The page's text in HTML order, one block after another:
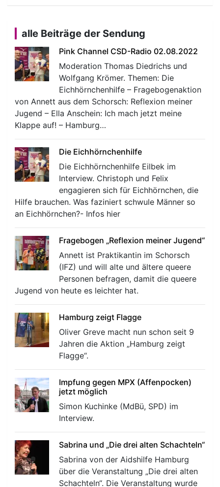
alle Beiträge der Sendung
Pink Channel CSD-Radio 02.08.2022
Moderation Thomas Diedrichs und
Wolfgang Krömer. Themen: Die
Eichhörnchenhilfe – Fragebogenaktion
von Annett aus dem Schorsch: Reflexion meiner
Jugend – Ella Anschein: Ich mach jetzt meine
Klappe auf! – Hamburg…
Die Eichhörnchenhilfe
Die Eichhörnchenhilfe Eilbek im
Interview. Christoph und Felix
engagieren sich für Eichhörnchen, die
Hilfe brauchen. Was faziniert schwule Männer so
an Eichhörnchen?- Infos hier
Fragebogen „Reflexion meiner Jugend“
Annett ist Praktikantin im Schorsch
(IFZ) und will alte und ältere queere
Personen befragen, damit die queere
Jugend von heute es leichter hat.
Hamburg zeigt Flagge
Oliver Greve macht nun schon seit 9
Jahren die Aktion „Hamburg zeigt
Flagge“.
Impfung gegen MPX (Affenpocken)
jetzt möglich
Simon Kuchinke (MdBü, SPD) im
Interview.
Sabrina und „Die drei alten Schachteln“
Sabrina von der Aidshilfe Hamburg
über die Veranstaltung „Die drei alten
Schachteln“. Die Veranstaltung wurde